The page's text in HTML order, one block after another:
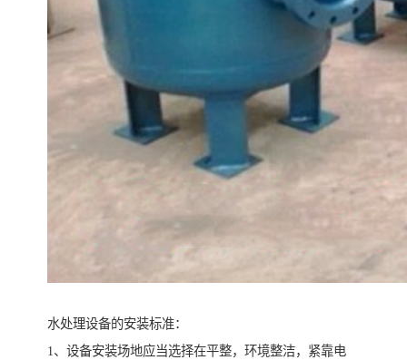
水处理设备的安装标准：
1、设备安装场地应当选择在平整，环境整洁，紧靠电